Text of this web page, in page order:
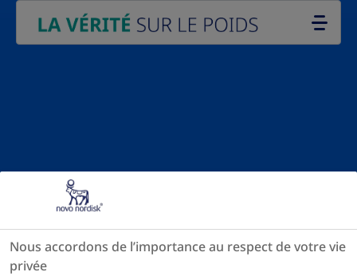
Go to the page content
Nous accordons de l’importance au respect de votre vie
privée